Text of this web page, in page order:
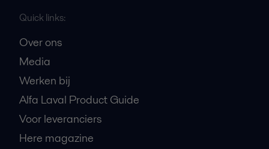
Quick links:
Over ons
Media
Werken bij
Alfa Laval Product Guide
Voor leveranciers
Here magazine